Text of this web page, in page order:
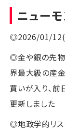
ニューモ
◎2026/01/12(
◎金や銀の先物
界最大級の産
買いが入り、
更新しました
◎地政学的リス